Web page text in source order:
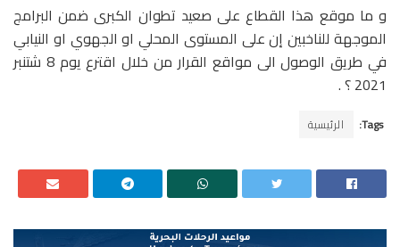
و ما موقع هذا القطاع على صعيد تطوان الكبرى ضمن البرامج
الموجهة للناخبين إن على المستوى المحلي او الجهوي او النيابي
في طريق الوصول الى مواقع القرار من خلال اقترع يوم 8 شتنبر
2021 ؟ .
Tags: الرئيسية